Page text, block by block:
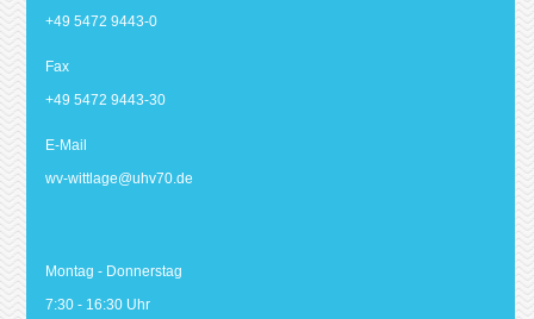
+49 5472 9443-0
Fax
+49 5472 9443-30
E-Mail
wv-wittlage@uhv70.de
Montag - Donnerstag
7:30 - 16:30 Uhr